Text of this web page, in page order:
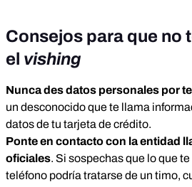
Consejos para que no
el vishing
Nunca des datos personales por
un desconocido que te llama
datos de tu tarjeta de crédito.
Ponte en contacto con la entidad
oficiales. Si sospechas que lo que
teléfono podría tratarse de un timo,